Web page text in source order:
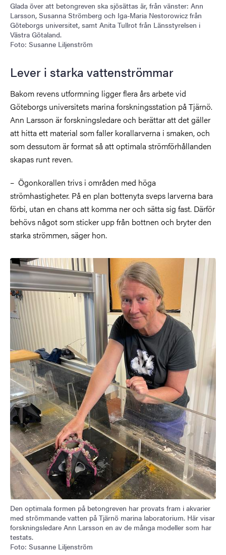
Glada över att betongreven ska sjösättas är, från vänster: Ann
Larsson, Susanna Strömberg och Iga-Maria Nestorowicz från
Göteborgs universitet, samt Anita Tullrot från Länsstyrelsen i
Västra Götaland.
Foto: Susanne Liljenström
Lever i starka vattenströmmar
Bakom revens utformning ligger flera års arbete vid
Göteborgs universitets marina forskningsstation på Tjärnö.
Ann Larsson är forskningsledare och berättar att det gäller
att hitta ett material som faller korallarverna i smaken, och
som dessutom är format så att optimala strömförhållanden
skapas runt reven.
– Ögonkorallen trivs i områden med höga
strömhastigheter. På en plan bottenyta sveps larverna bara
förbi, utan en chans att komma ner och sätta sig fast. Därför
behövs något som sticker upp från bottnen och bryter den
starka strömmen, säger hon.
Den optimala formen på betongreven har provats fram i akvarier
med strömmande vatten på Tjärnö marina laboratorium. Här visar
forskningsledare Ann Larsson en av de många modeller som har
testats.
Foto: Susanne Liljenström